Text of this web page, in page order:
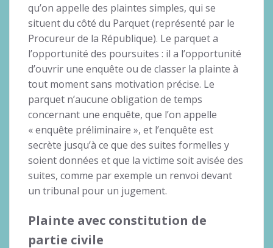
qu’on appelle des plaintes simples, qui se
situent du côté du Parquet (représenté par le
Procureur de la République). Le parquet a
l’opportunité des poursuites : il a l’opportunité
d’ouvrir une enquête ou de classer la plainte à
tout moment sans motivation précise. Le
parquet n’aucune obligation de temps
concernant une enquête, que l’on appelle
« enquête préliminaire », et l’enquête est
secrète jusqu’à ce que des suites formelles y
soient données et que la victime soit avisée des
suites, comme par exemple un renvoi devant
un tribunal pour un jugement.
Plainte avec constitution de
partie civile